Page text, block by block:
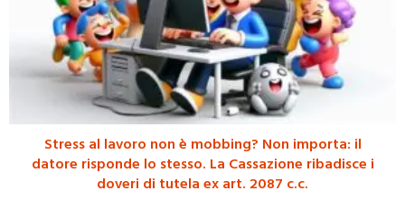
Stress al lavoro non è mobbing? Non importa: il
datore risponde lo stesso. La Cassazione ribadisce i
doveri di tutela ex art. 2087 c.c.